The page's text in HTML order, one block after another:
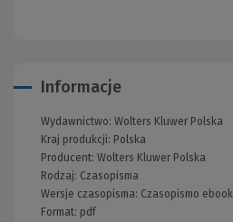
Informacje
Wydawnictwo: Wolters Kluwer Polska
Kraj produkcji: Polska
Producent: Wolters Kluwer Polska
Rodzaj: Czasopisma
Wersje czasopisma: Czasopismo ebook
Format: pdf